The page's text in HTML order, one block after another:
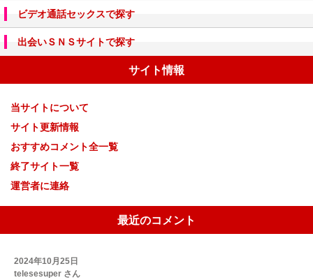
ビデオ通話セックスで探す
出会いＳＮＳサイトで探す
サイト情報
当サイトについて
サイト更新情報
おすすめコメント全一覧
終了サイト一覧
運営者に連絡
最近のコメント
2024年10月25日
telesesuper さん